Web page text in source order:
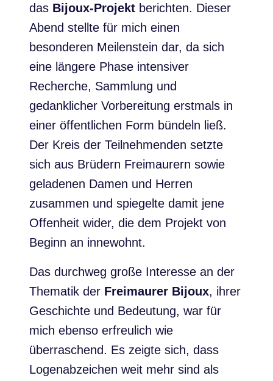
das Bijoux-Projekt berichten. Dieser
Abend stellte für mich einen
besonderen Meilenstein dar, da sich
eine längere Phase intensiver
Recherche, Sammlung und
gedanklicher Vorbereitung erstmals in
einer öffentlichen Form bündeln ließ.
Der Kreis der Teilnehmenden setzte
sich aus Brüdern Freimaurern sowie
geladenen Damen und Herren
zusammen und spiegelte damit jene
Offenheit wider, die dem Projekt von
Beginn an innewohnt.
Das durchweg große Interesse an der
Thematik der Freimaurer Bijoux, ihrer
Geschichte und Bedeutung, war für
mich ebenso erfreulich wie
überraschend. Es zeigte sich, dass
Logenabzeichen weit mehr sind als